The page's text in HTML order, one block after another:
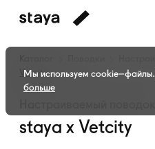
Vetcity
staya x Vetcity
Мы используем cookie–файлы.
больше